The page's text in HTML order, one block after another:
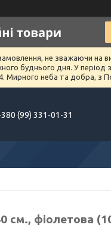
не зважаючи на
буднього дня. У період з
Мирного неба та добра, з
(99) 331-01-31
см., фіолетова